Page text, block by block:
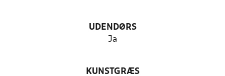
UDENDØRS
Ja
KUNSTGRÆS